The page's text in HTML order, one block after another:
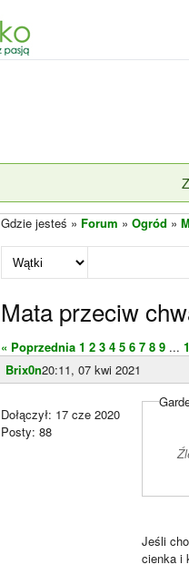
Gdzie jesteś » Forum » Ogród »
Mata przeciw
« Poprzednia 1 2 3 4 5 6 7 8 9 ...
Brix0n20:11, 07 kwi 2021
Dołączył: 17 cze 2020
Posty: 88
Jeśli
cienka i